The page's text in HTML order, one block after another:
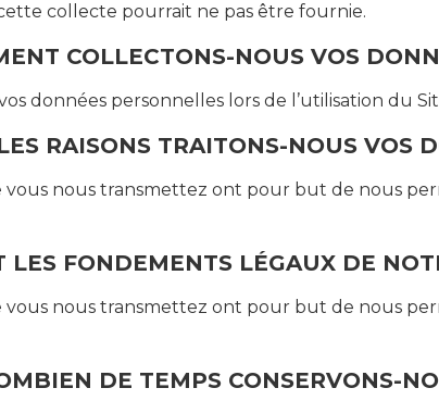
collecte pourrait ne pas être fournie.
COLLECTONS-NOUS VOS
données personnelles lors de l’utilisation du
RAISONS TRAITONS-NOUS VOS
vous nous transmettez ont pour but de nous
LES FONDEMENTS LÉGAUX DE
vous nous transmettez ont pour but de nous
DE TEMPS CONSERVONS-